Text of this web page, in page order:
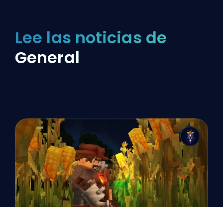
Lee las noticias de
General